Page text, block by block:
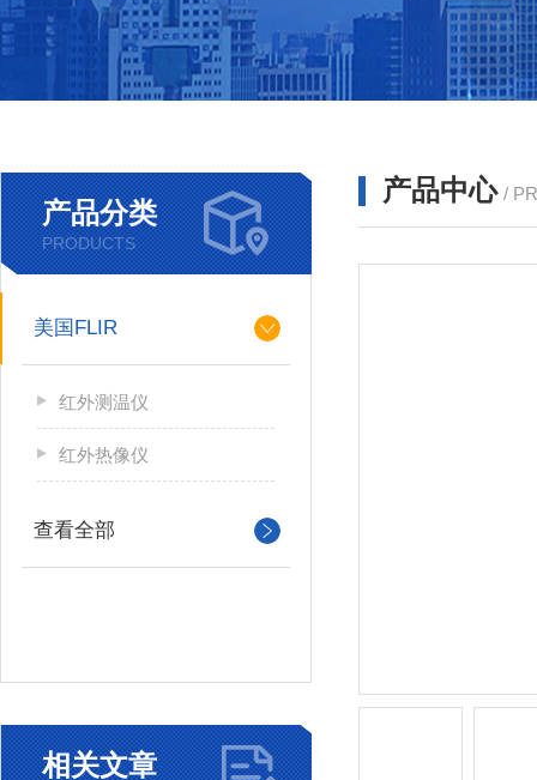
产品分类
PRODUCTS
美国FLIR
红外测温仪
红外热像仪
查看全部
相关文章
产品中心 /